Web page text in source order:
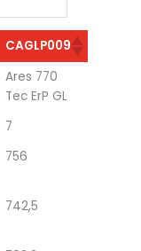
CAGLP009
Ares 770
Tec ErP GL
7
756
742,5